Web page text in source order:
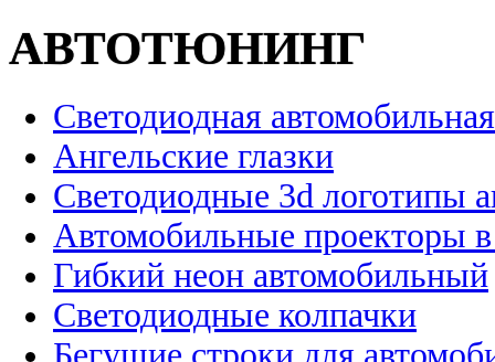
АВТОТЮНИНГ
Светодиодная
Ангельские глазки
Светодиодные 3d логотипы
Автомобильные проекторы
Гибкий неон автомобильный
Светодиодные колпачки